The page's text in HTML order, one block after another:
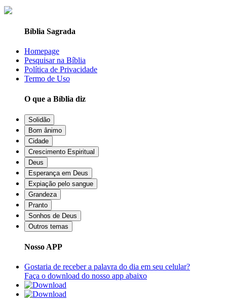
Bíblia Sagrada
Homepage
Pesquisar na Bíblia
Política de Privacidade
Termo de Uso
O que a Bíblia diz
Solidão
Bom ânimo
Cidade
Crescimento Espiritual
Deus
Esperança em Deus
Expiação pelo sangue
Grandeza
Pranto
Sonhos de Deus
Outros temas
Nosso APP
Gostaria de receber a palavra do dia em seu celular?
Faça o download do nosso app abaixo